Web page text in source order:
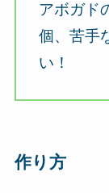
アボガド
個、苦手
い！
作り方